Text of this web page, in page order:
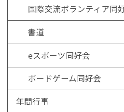
国際交流ボランティア同
書道
eスポーツ同好会
ボードゲーム同好会
年間行事